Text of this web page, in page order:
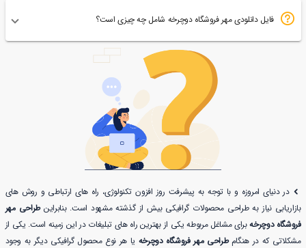
فایل دانلودی مهر فروشگاه دوچرخه شامل چه چیزی است؟
در دنیای امروزه و با توجه به پیشرفت روز افزون تکنولوژی، راه های ارتباطی و روش های
بازاریابی نیاز به طراحی محصولات گرافیکی بیش از گذشته مشهود است. بنابراینطراحی مهر
فروشگاه دوچرخهبرای مشاغل مربوطه یکی از بهترین راه های تبلیغات در این زمینه است. یکی از
مشکلاتی که در هنگامطراحی مهر فروشگاه دوچرخه یا هر نوع محصول گرافیکی دیگر به وجود